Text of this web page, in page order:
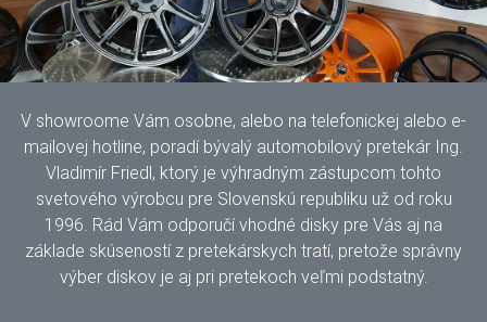
V showroome Vám osobne, alebo na telefonickej alebo e-
mailovej hotline, poradí bývalý automobilový pretekár Ing.
Vladimír Friedl, ktorý je výhradným zástupcom tohto
svetového výrobcu pre Slovenskú republiku už od roku
1996. Rád Vám odporučí vhodné disky pre Vás aj na
základe skúseností z pretekárskych tratí, pretože správny
výber diskov je aj pri pretekoch veľmi podstatný.